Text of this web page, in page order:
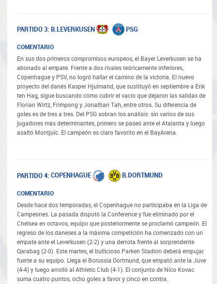
PARTIDO 3: B.LEVERKUSEN PSG
COMENTARIO
En sus dos primeros compromisos europeos, el Bayer Leverkusen se ha
abonado al empate. Frente a dos rivales teóricamente inferiores,
Copenhague y PSV, no logró hallar el camino de la victoria. El nuevo
proyecto del danés Kasper Hjulmand, que sustituyó en septiembre a Erik
ten Hag, sigue buscando cómo cubrir el vacío que dejaron las salidas de
Florian Wirtz, Frimpong y Jonathan Tah, entre otros. Su diferencia de
goles es de tres a tres. Del PSG sobran los análisis: sin varios de sus
jugadores más determinantes, primero se paseó ante el Atalanta y luego
asaltó Montjuïc. El campeón es claro favorito en el BayArena.
PARTIDO 4: COPENHAGUE B.DORTMUND
COMENTARIO
Desde hace dos temporadas, el Copenhague no participaba en la Liga de
Campeones. La pasada disputó la Conference y fue eliminado por el
Chelsea en octavos, equipo que posteriormente se proclamó campeón. El
regreso de los daneses a la máxima competición ha comenzado con un
empate ante el Leverkusen (2-2) y una derrota frente al sorprendente
Qarabag (2-0). Este martes, el bullicioso Parken Stadion deberá empujar
fuerte a su equipo. Llega el Borussia Dortmund, que empató ante la Juve
(4-4) y luego arrolló al Athletic Club (4-1). El conjunto de Nico Kovac
suma cuatro puntos, ocho goles a favor y cinco en contra.